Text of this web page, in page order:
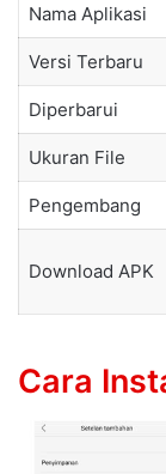
Nama Aplikasi
Versi Terbaru
Diperbarui
Ukuran File
Pengembang
Download APK
Cara